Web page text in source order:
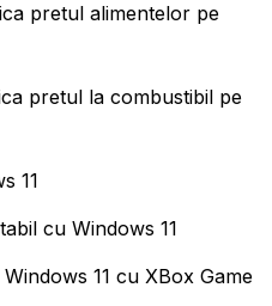
pretul alimentelor pe
pretul la combustibil pe
11
cu Windows 11
11 cu XBox Game